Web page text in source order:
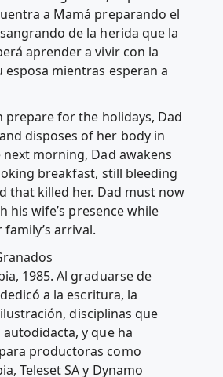
a Mamá preparando el
de la herida que la
aprender a vivir con la
esposa mientras esperan a
prepare for the holidays, Dad
disposes of her body in
morning, Dad awakens
breakfast, still bleeding
that killed her. Dad must now
his wife’s presence while
arrival.
1985. Al graduarse de
a la escritura, la
disciplinas que
y que ha
productoras como
Teleset SA y Dynamo